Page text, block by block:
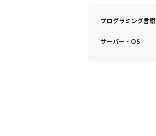
プログラミング言語
サーバー・OS